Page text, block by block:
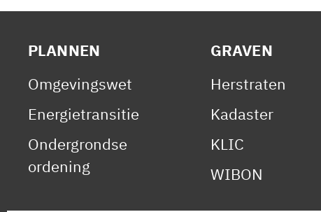
PLANNEN
Omgevingswet
Energietransitie
Ondergrondse
ordening
GRAVEN
Herstraten
Kadaster
KLIC
WIBON